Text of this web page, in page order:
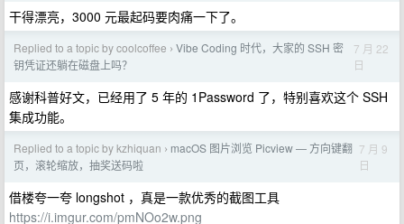
干得漂亮，3000 元最起码要肉痛一下了。
Replied to a topic by coolcoffee › Vibe Coding 时代，大家的 SSH 密
钥凭证还躺在磁盘上吗？
7 月 22
日
感谢科普好文，已经用了 5 年的 1Password 了，特别喜欢这个 SSH
集成功能。
Replied to a topic by kzhiquan › macOS 图片浏览 Picview — 方向键翻
页，滚轮缩放，抽奖送码啦
7 月 9
日
借楼夸一夸 longshot ，真是一款优秀的截图工具
https://i.imgur.com/pmNOo2w.png